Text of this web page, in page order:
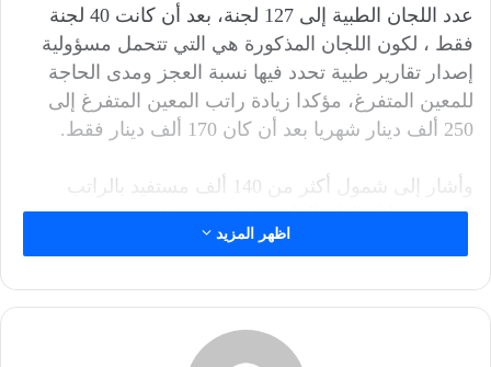
عدد اللجان الطبية إلى 127 لجنة، بعد أن كانت 40 لجنة
فقط ، لكون اللجان المذكورة هي التي تتحمل مسؤولية
إصدار تقارير طبية تحدد فيها نسبة العجز ومدى الحاجة
للمعين المتفرغ، مؤكدا زيادة راتب المعين المتفرغ إلى
250 ألف دينار شهريا بعد أن كان 170 ألف دينار فقط.
وأشار إلى شمول أكثر من 140 ألف مستفيد بالراتب
المذكور خلال العام الماضي 2023، فضلا عن تدريب
القادرين من ذوي الإعاقة بهدف إعادة دمجهم وإدخالهم
اظهر المزيد